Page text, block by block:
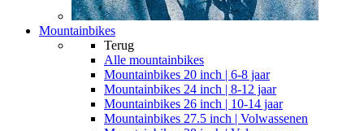
Mountainbikes
Terug
Alle mountainbikes
Mountainbikes 20 inch | 6-8 jaar
Mountainbikes 24 inch | 8-12 jaar
Mountainbikes 26 inch | 10-14 jaar
Mountainbikes 27.5 inch | Volwassenen